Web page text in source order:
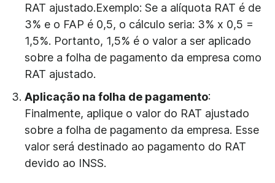
RAT ajustado.Exemplo: Se a alíquota RAT é de
3% e o FAP é 0,5, o cálculo seria: 3% x 0,5 =
1,5%. Portanto, 1,5% é o valor a ser aplicado
sobre a folha de pagamento da empresa como
RAT ajustado.
Aplicação na folha de pagamento:
Finalmente, aplique o valor do RAT ajustado
sobre a folha de pagamento da empresa. Esse
valor será destinado ao pagamento do RAT
devido ao INSS.